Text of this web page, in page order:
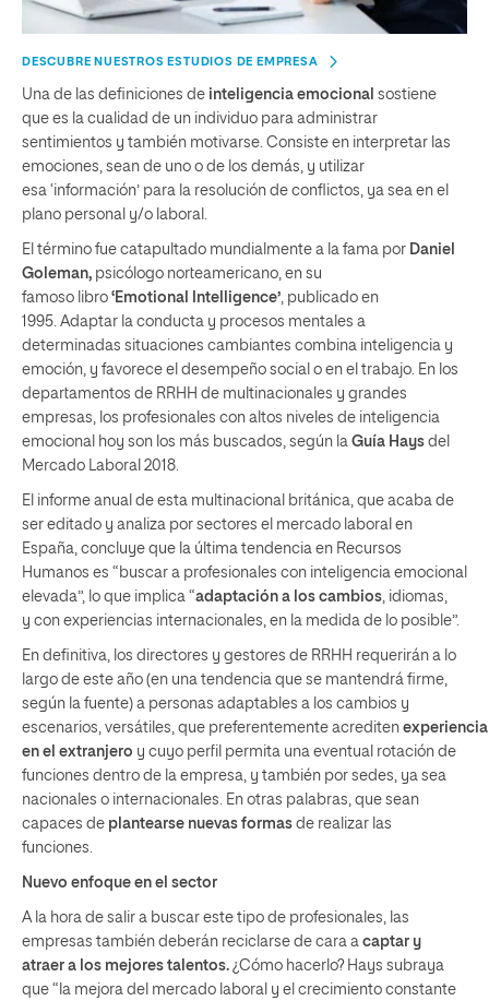
DESCUBRE NUESTROS ESTUDIOS DE EMPRESA
Una de las definiciones de inteligencia emocional sostiene
que es la cualidad de un individuo para administrar
sentimientos y también motivarse. Consiste en interpretar las
emociones, sean de uno o de los demás, y utilizar
esa ‘información’ para la resolución de conflictos, ya sea en el
plano personal y/o laboral.
El término fue catapultado mundialmente a la fama por Daniel
Goleman, psicólogo norteamericano, en su
famoso libro ‘Emotional Intelligence’, publicado en
1995. Adaptar la conducta y procesos mentales a
determinadas situaciones cambiantes combina inteligencia y
emoción, y favorece el desempeño social o en el trabajo. En los
departamentos de RRHH de multinacionales y grandes
empresas, los profesionales con altos niveles de inteligencia
emocional hoy son los más buscados, según la Guía Hays del
Mercado Laboral 2018.
El informe anual de esta multinacional británica, que acaba de
ser editado y analiza por sectores el mercado laboral en
España, concluye que la última tendencia en Recursos
Humanos es “buscar a profesionales con inteligencia emocional
elevada”, lo que implica “adaptación a los cambios, idiomas,
y con experiencias internacionales, en la medida de lo posible”.
En definitiva, los directores y gestores de RRHH requerirán a lo
largo de este año (en una tendencia que se mantendrá firme,
según la fuente) a personas adaptables a los cambios y
escenarios, versátiles, que preferentemente acrediten experiencia
en el extranjero y cuyo perfil permita una eventual rotación de
funciones dentro de la empresa, y también por sedes, ya sea
nacionales o internacionales. En otras palabras, que sean
capaces de plantearse nuevas formas de realizar las
funciones.
Nuevo enfoque en el sector
A la hora de salir a buscar este tipo de profesionales, las
empresas también deberán reciclarse de cara a captar y
atraer a los mejores talentos. ¿Cómo hacerlo? Hays subraya
que “la mejora del mercado laboral y el crecimiento constante